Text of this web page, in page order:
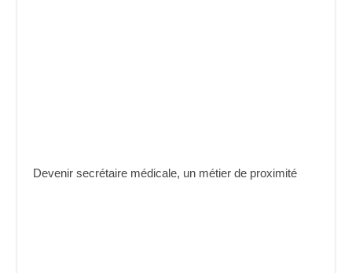
Devenir secrétaire médicale, un métier de proximité